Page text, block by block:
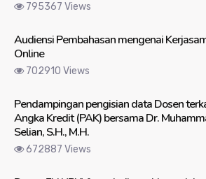
795367 Views
Audiensi Pembahasan mengenai
Online
702910 Views
Pendampingan pengisian data Dosen
Angka Kredit (PAK) bersama Dr.
Selian, S.H., M.H.
672887 Views